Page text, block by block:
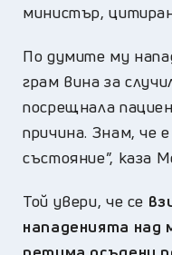
министър,
По думите му
грам вина за
посрещнала
причина. Знам, че
състояние”, каза
Той увери, че се
нападенията над